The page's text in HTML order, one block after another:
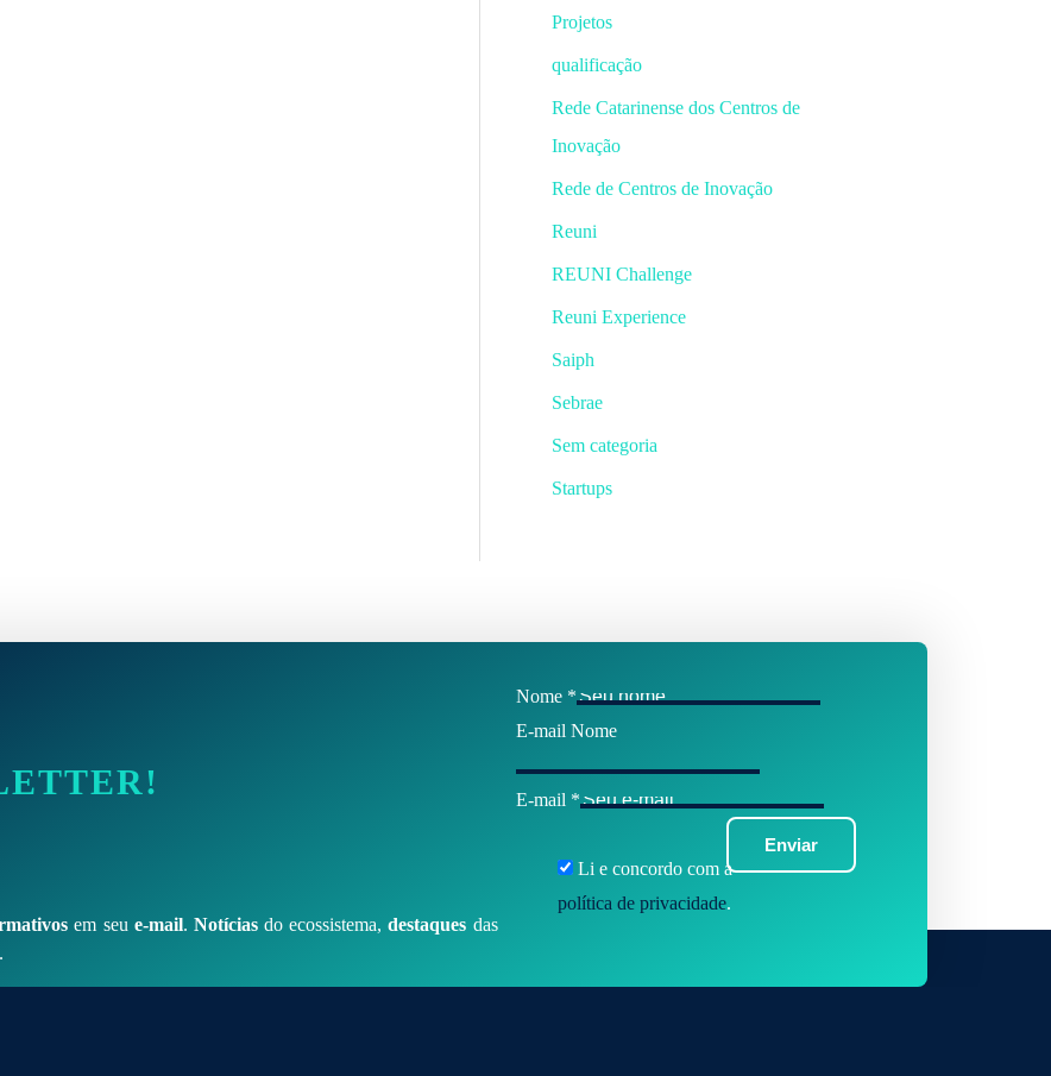
Projetos
qualificação
Rede Catarinense dos Centros de
Inovação
Rede de Centros de Inovação
Reuni
REUNI Challenge
Reuni Experience
Saiph
Sebrae
Sem categoria
Startups
em seu e-mail. Notíciasdo ecossistema,destaques das
.
Nome *
E-mail Nome
E-mail *
Enviar
Li e concordo com a
política de privacidade.